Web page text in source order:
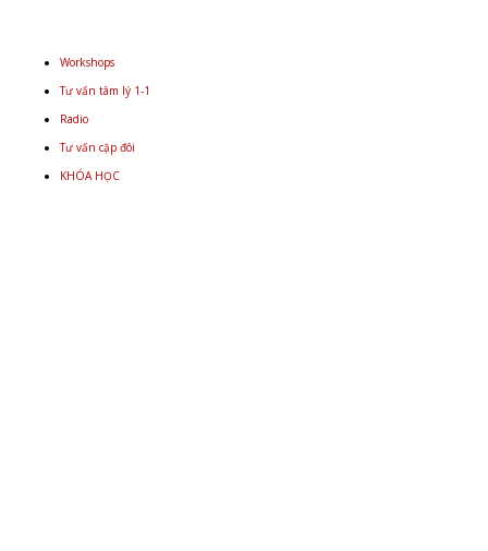
Workshops
Tư vấn tâm lý 1-1
Radio
Tư vấn cặp đôi
KHÓA HỌC